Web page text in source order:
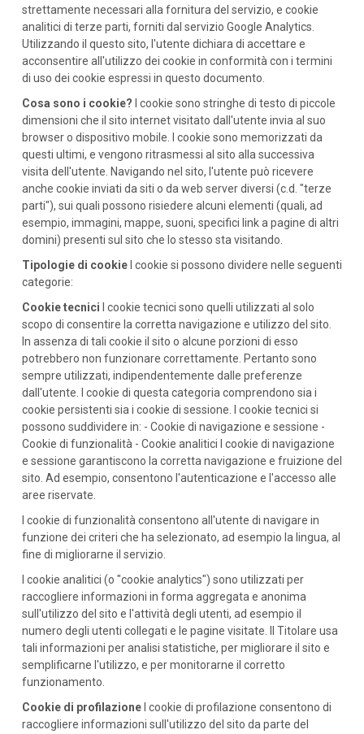
strettamente necessari alla fornitura del servizio, e cookie
analitici di terze parti, forniti dal servizio Google Analytics.
Utilizzando il questo sito, l'utente dichiara di accettare e
acconsentire all'utilizzo dei cookie in conformità con i termini
di uso dei cookie espressi in questo documento.
Cosa sono i cookie? I cookie sono stringhe di testo di piccole
dimensioni che il sito internet visitato dall'utente invia al suo
browser o dispositivo mobile. I cookie sono memorizzati da
questi ultimi, e vengono ritrasmessi al sito alla successiva
visita dell'utente. Navigando nel sito, l'utente può ricevere
anche cookie inviati da siti o da web server diversi (c.d. "terze
parti"), sui quali possono risiedere alcuni elementi (quali, ad
esempio, immagini, mappe, suoni, specifici link a pagine di altri
domini) presenti sul sito che lo stesso sta visitando.
Tipologie di cookie I cookie si possono dividere nelle seguenti
categorie:
Cookie tecnici I cookie tecnici sono quelli utilizzati al solo
scopo di consentire la corretta navigazione e utilizzo del sito.
In assenza di tali cookie il sito o alcune porzioni di esso
potrebbero non funzionare correttamente. Pertanto sono
sempre utilizzati, indipendentemente dalle preferenze
dall'utente. I cookie di questa categoria comprendono sia i
cookie persistenti sia i cookie di sessione. I cookie tecnici si
possono suddividere in: - Cookie di navigazione e sessione -
Cookie di funzionalità - Cookie analitici I cookie di navigazione
e sessione garantiscono la corretta navigazione e fruizione del
sito. Ad esempio, consentono l'autenticazione e l'accesso alle
aree riservate.
I cookie di funzionalità consentono all'utente di navigare in
funzione dei criteri che ha selezionato, ad esempio la lingua, al
fine di migliorarne il servizio.
I cookie analitici (o "cookie analytics") sono utilizzati per
raccogliere informazioni in forma aggregata e anonima
sull'utilizzo del sito e l'attività degli utenti, ad esempio il
numero degli utenti collegati e le pagine visitate. Il Titolare usa
tali informazioni per analisi statistiche, per migliorare il sito e
semplificarne l'utilizzo, e per monitorarne il corretto
funzionamento.
Cookie di profilazione I cookie di profilazione consentono di
raccogliere informazioni sull'utilizzo del sito da parte del